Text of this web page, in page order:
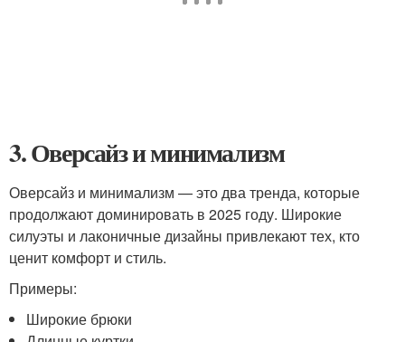
3. Оверсайз и минимализм
Оверсайз и минимализм — это два тренда, которые
продолжают доминировать в 2025 году. Широкие
силуэты и лаконичные дизайны привлекают тех, кто
ценит комфорт и стиль.
Примеры:
Широкие брюки